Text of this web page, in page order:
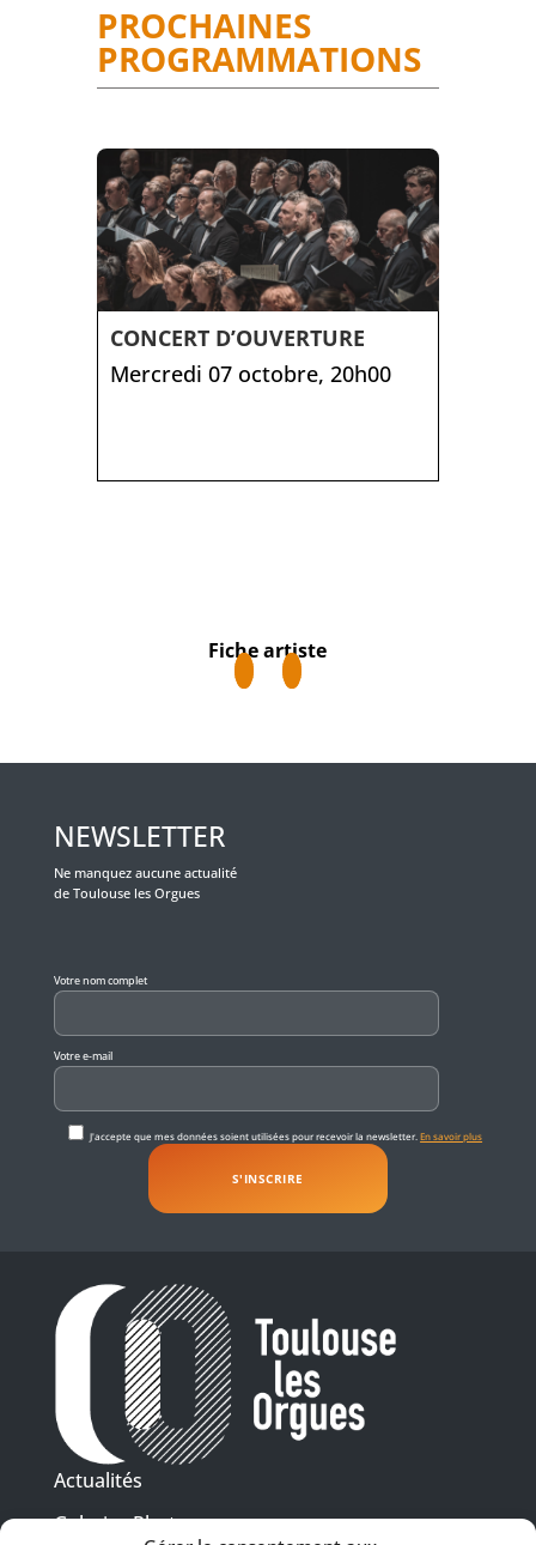
PROCHAINES
PROGRAMMATIONS
CONCERT D’OUVERTURE
Mercredi 07 octobre, 20h00
Fiche artiste
NEWSLETTER
Ne manquez aucune actualité
de Toulouse les Orgues
Votre nom complet
Votre e-mail
J'accepte que mes données soient utilisées pour recevoir la newsletter.En savoir plus
Actualités
Galeries Photos